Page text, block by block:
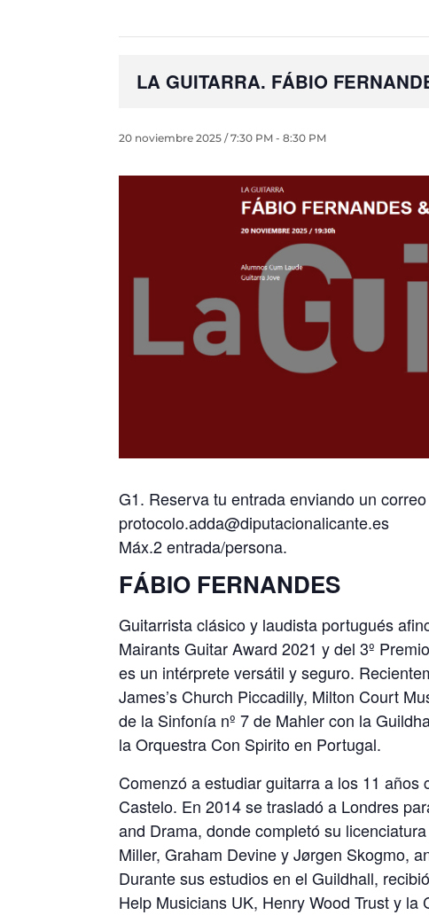
LA GUITARRA. FÁBIO
20 noviembre 2025 / 7:30 PM -8:30 PM
G1. Reserva tu entrada enviando un
protocolo.adda@diputacionalicante.es
Máx.2 entrada/persona.
FÁBIO FERNANDES
Guitarrista clásico y laudista portugués
Mairants Guitar Award 2021 y del 3º
es un intérprete versátil y seguro.
James’s Church Piccadilly, Milton Court
de la Sinfonía nº 7 de Mahler con la
la Orquestra Con Spirito en Portugal.
Comenzó a estudiar guitarra a los 11
Castelo. En 2014 se trasladó a Londres
and Drama, donde completó su
Miller, Graham Devine y Jørgen Skogmo,
Durante sus estudios en el Guildhall,
Help Musicians UK, Henry Wood Trust y la